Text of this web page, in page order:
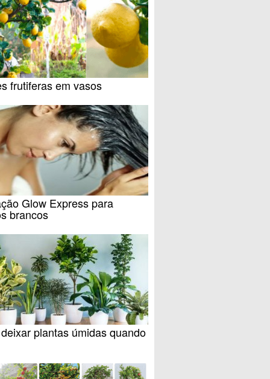
frutiferas em vasos
Glow Express para
brancos
plantas úmidas quando